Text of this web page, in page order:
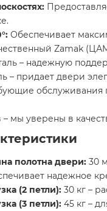
Обеспечивает
Zamak
– надежную
– придает двери
обслуживания
– мы уверены в
полотна двери: 30
надежное
(2 петли): 30 кг –
(3 петли): 45 кг –